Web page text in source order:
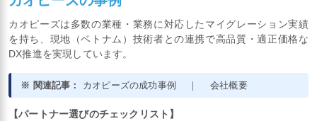
カオピーズは多数の業種・業務に対応したマイグレーション実績
を持ち、現地（ベトナム）技術者との連携で高品質・適正価格な
DX推進を実現しています。
※ 関連記事： カオピーズの成功事例 ｜ 会社概要
【パートナー選びのチェックリスト】